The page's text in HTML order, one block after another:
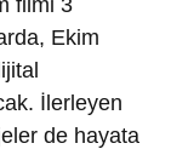
Ekim
İlerleyen
de hayata